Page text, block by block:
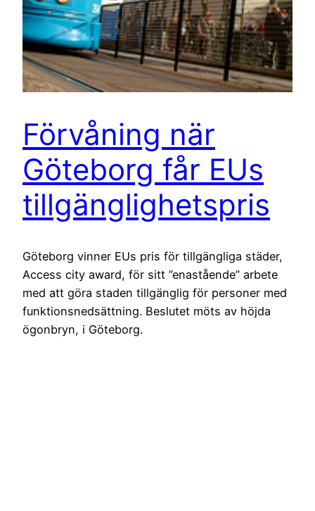
Förvåning när
Göteborg får EUs
tillgänglighetspris
Göteborg vinner EUs pris för tillgängliga städer,
Access city award, för sitt ”enastående” arbete
med att göra staden tillgänglig för personer med
funktionsnedsättning. Beslutet möts av höjda
ögonbryn, i Göteborg.